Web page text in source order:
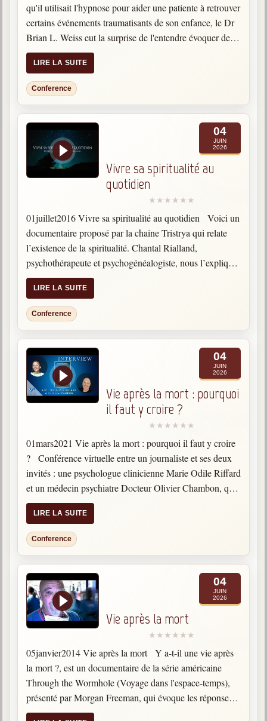
qu'il utilisait l'hypnose pour aider une patiente à retrouver
certains événements traumatisants de son enfance, le Dr
Brian L. Weiss eut la surprise de l'entendre évoquer des
souvenirs vieux de quatre mille ans. La…
LIRE LA SUITE
Conference
04
JUIN
2026
Vivre sa spiritualité au
quotidien
01juillet2016 Vivre sa spiritualité au quotidien Voici un
documentaire proposé par la chaine Tristrya qui relate
l’existence de la spiritualité. Chantal Rialland,
psychothérapeute et psychogénéalogiste, nous l’explique.
C’est un chemin fait de vigilance, de simplicité et de joie
et qui nous…
LIRE LA SUITE
Conference
04
JUIN
2026
Vie après la mort : pourquoi
il faut y croire ?
01mars2021 Vie après la mort : pourquoi il faut y croire
? Conférence virtuelle entre un journaliste et ses deux
invités : une psychologue clinicienne Marie Odile Riffard
et un médecin psychiatre Docteur Olivier Chambon, qui
ont écrit un livre "La…
LIRE LA SUITE
Conference
04
JUIN
2026
Vie après la mort
05janvier2014 Vie après la mort Y a-t-il une vie après
la mort ?, est un documentaire de la série américaine
Through the Wormhole (Voyage dans l'espace-temps),
présenté par Morgan Freeman, qui évoque les réponses
scientifiques à cette question que chaque humain…